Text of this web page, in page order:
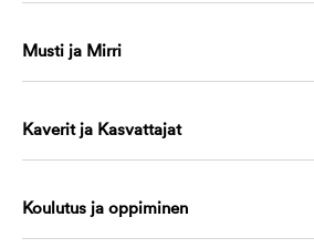
Musti ja Mirri
Kaverit ja Kasvattajat
Koulutus ja oppiminen